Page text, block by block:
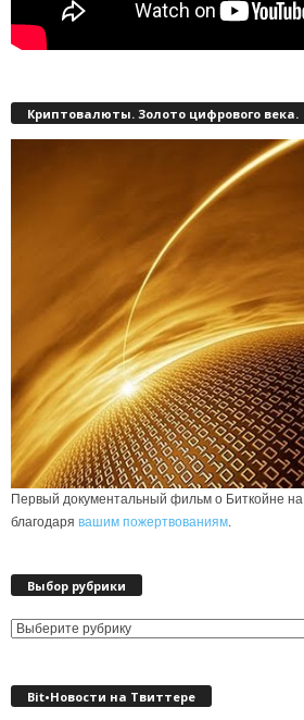
Криптовалюты. Золото цифрового века.
Первый документальный фильм о Биткойне на
благодаря вашим пожертвованиям.
Выбор рубрики
Выбор
Bit•Новости на Твиттере